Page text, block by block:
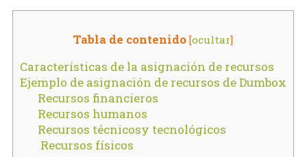
Tabla de contenido [ocultar]
Características de la asignación de recursos
Ejemplo de asignación de recursos de Dumbox
Recursos financieros
Recursos humanos
Recursos técnicosy tecnológicos
Recursos físicos